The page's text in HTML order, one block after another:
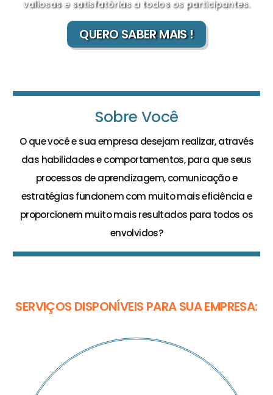
valiosas e satisfatórias a todos os participantes.
QUERO SABER MAIS !
Sobre Você
O que você e sua empresa desejam realizar, através
das habilidades e comportamentos, para que seus
processos de aprendizagem, comunicação e
estratégias funcionem com muito mais eficiência e
proporcionem muito mais resultados para todos os
envolvidos?
SERVIÇOS DISPONÍVEIS PARA SUA EMPRESA: